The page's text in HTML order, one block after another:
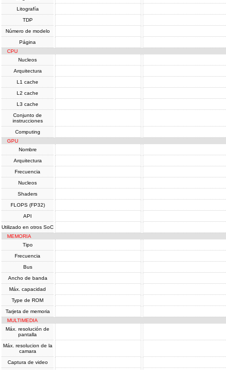
Litografía
TDP
Número de modelo
Página
CPU
Nucleos
Arquitectura
L1 cache
L2 cache
L3 cache
Conjunto de
instrucciones
Computing
GPU
Nombre
Arquitectura
Frecuencia
Nucleos
Shaders
FLOPS (FP32)
API
Utilizado en otros SoC
MEMORIA
Tipo
Frecuencia
Bus
Ancho de banda
Máx. capacidad
Type de ROM
Tarjeta de memoria
MULTIMEDIA
Máx. resolución de
pantalla
Máx. resolucion de la
camara
Captura de video